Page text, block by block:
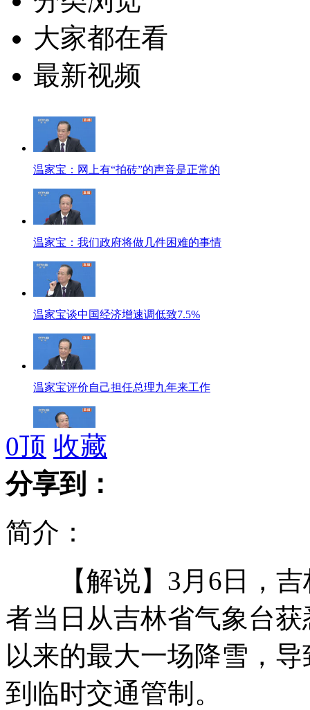
大家都在看
最新视频
温家宝：网上有“拍砖”的声音是正常的
温家宝：我们政府将做几件困难的事情
温家宝谈中国经济增速调低致7.5%
温家宝评价自己担任总理九年来工作
温家宝：房价还远远没有回到合理价位
温家宝：我愿意退休后去台湾自由行
触目惊心凤爪加工窝点
0顶 收藏
分享到：
简介：
【解说】3月6日，吉
者当日从吉林省气象台
以来的最大一场降雪，
到临时交通管制。